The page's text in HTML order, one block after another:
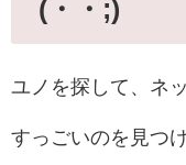
(・・;)
ユノを探して、ネ
すっごいのを見つ